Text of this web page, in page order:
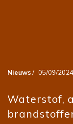
Nieuws/ 05/09/2024
Waterstof,